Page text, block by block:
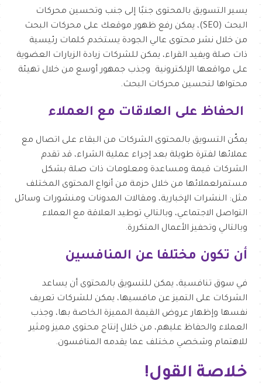
يسير التسويق بالمحتوى جنبًا إلى جنب وتحسين محركات
البحث (SEO)، يمكن رفع ظهور موقعك على محركات البحث
من خلال نشر محتوى عالي الجودة يستخدم كلمات رئيسية
ذات صلة ويفيد القراء، يمكن للشركات زيادة الزيارات العضوية
على مواقعها الإلكترونية وجذب جمهور أوسع من خلال تهيئة
محتواها لتحسين محركات البحث.
الحفاظ على العلاقات مع العملاء
يمكّن التسويق بالمحتوى الشركات من البقاء على اتصال مع
عملائها لفترة طويلة بعد إجراء عملية الشراء، قد تقدم
الشركات قيمة ومساعدة ومعلومات ذات صلة بشكل
مستمرلعملائها من خلال حزمة من أنواع المحتوى المختلف
مثل: النشرات الإخبارية، ومقالات المدونات ومنشورات وسائل
التواصل الاجتماعي، وبالتالي توطيد العلاقة مع العملاء
وبالتالي وتحفيز الأعمال المتكررة.
أن تكون مختلفا عن المنافسين
في سوق تنافسية، يمكن للتسويق بالمحتوى أن يساعد
الشركات على التميز عن مافسيها، يمكن للشركات تعريف
نفسها وإظهار عروض القيمة المميزة الخاصة بها، وجذب
العملاء والحفاظ عليهم، من خلال إنتاج محتوى مميز ومثير
للاهتمام وشخصي مختلف عما يقدمه المنافسون.
خلاصة القول!